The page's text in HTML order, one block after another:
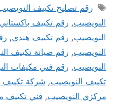
الوسوم
رقم تصليح تكييف
النويصيب, رقم تكييف باكستاني
النويصيب, رقم تكييف هندي,
النويصيب, رقم صيانة تكييف
النويصيب, رقم فني مكيفات
تكييف النويصيب, شركة تكييف
مركزي النويصيب, فني تكييف